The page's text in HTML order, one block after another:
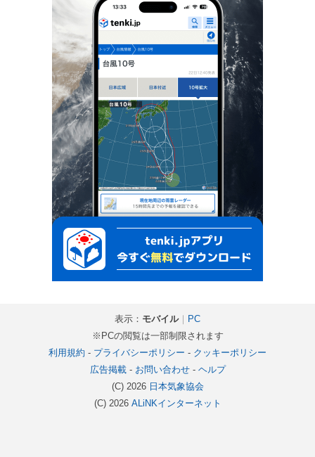
表示： モバイル｜
PC
※PCの閲覧は一部制限されます
利用規約 - プライバシーポリシー - クッキーポリシー
広告掲載- お問い合わせ- ヘルプ
(C) 2026 日本気象協会
(C) 2026 ALiNKインターネット